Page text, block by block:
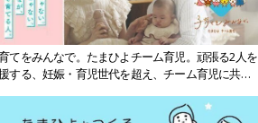
てをみんなで。たまひよチーム育児。頑張る2人を
する、妊娠・育児世代を超え、チーム育児に共感